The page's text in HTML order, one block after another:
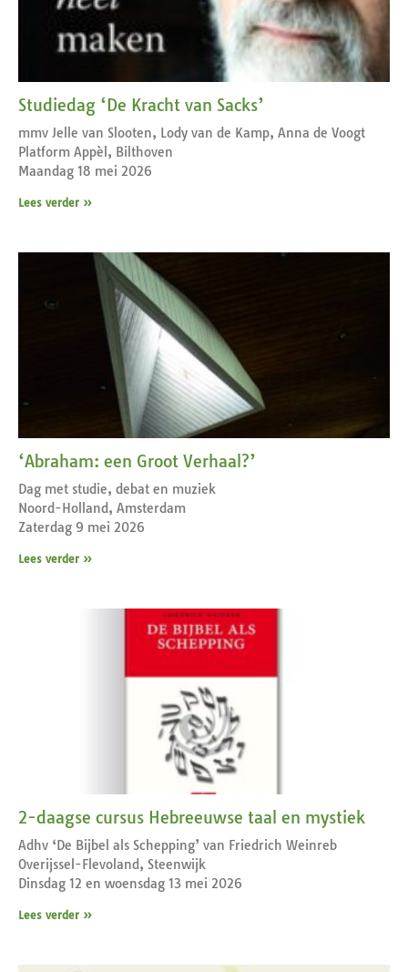
Studiedag ‘De Kracht van Sacks’
mmv Jelle van Slooten, Lody van de Kamp, Anna de Voogt
Platform Appèl, Bilthoven
Maandag 18 mei 2026
Lees verder »
‘Abraham: een Groot Verhaal?’
Dag met studie, debat en muziek
Noord-Holland, Amsterdam
Zaterdag 9 mei 2026
Lees verder »
2-daagse cursus Hebreeuwse taal en mystiek
Adhv ‘De Bijbel als Schepping’ van Friedrich Weinreb
Overijssel-Flevoland, Steenwijk
Dinsdag 12 en woensdag 13 mei 2026
Lees verder »